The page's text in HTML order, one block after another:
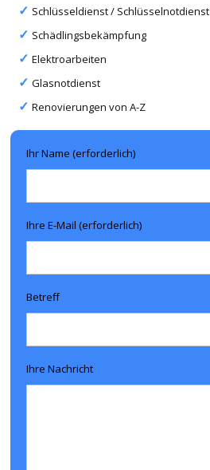
Schlüsseldienst / Schlüsselnotdienst
Schädlingsbekämpfung
Elektroarbeiten
Glasnotdienst
Renovierungen von A-Z
Ihr Name (erforderlich)
Ihre E-Mail (erforderlich)
Betreff
Ihre Nachricht